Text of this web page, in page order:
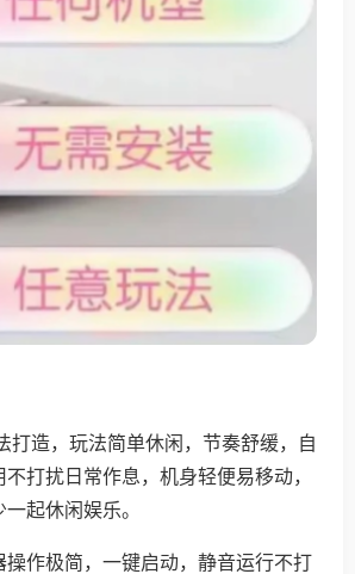
打造，玩法简单休闲，节奏舒缓，自
打扰日常作息，机身轻便易移动，
起休闲娱乐。
作极简，一键启动，静音运行不打